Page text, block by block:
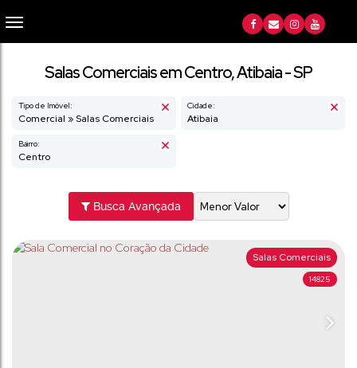
Salas Comerciais em Centro, Atibaia - SP
Tipo de Imóvel:
Comercial » Salas Comerciais
Cidade:
Atibaia
Bairro:
Centro
Busca Avançada
14825
Salas Comerciais